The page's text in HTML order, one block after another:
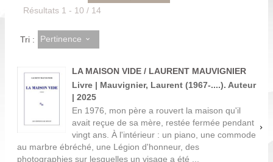
Résultats 1 - 10 / 14
Tri : Pertinence
LA MAISON VIDE / LAURENT MAUVIGNIER
Livre | Mauvignier, Laurent (1967-....). Auteur
| 2025
En 1976, mon père a rouvert la maison qu'il
avait reçue de sa mère, restée fermée pendant
vingt ans. À l'intérieur : un piano, une commode
au marbre ébréché, une Légion d'honneur, des
photographies sur lesquelles un visage a été ...